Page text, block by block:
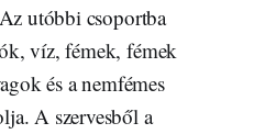
utóbbi csoportba
víz, fémek, fémek
és a nemfémes
A szervesből a